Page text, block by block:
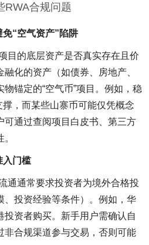
RWA合规问题
“空气资产”陷阱
目的底层资产是否真实存在且价
化的资产（如债券、房地产、
锚定的“空气币”项目。例如，稳
，而某些山寨币可能仅凭概念
可通过查阅项目白皮书、第三方
入门槛
通通常要求投资者为境外合格投
、投资经验等条件）。例如，华
投资者购买。新手用户需确认自
非合规渠道参与交易，否则可能